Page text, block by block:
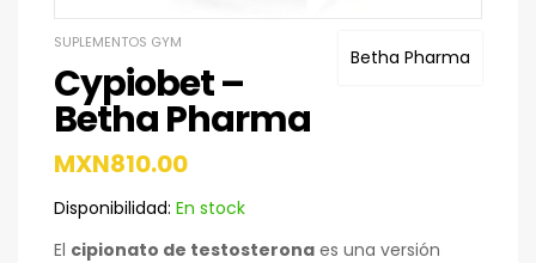
Betha Pharma
SUPLEMENTOS GYM
Cypiobet –
Betha Pharma
MXN810.00
Disponibilidad: En stock
El cipionato de testosterona es una versión